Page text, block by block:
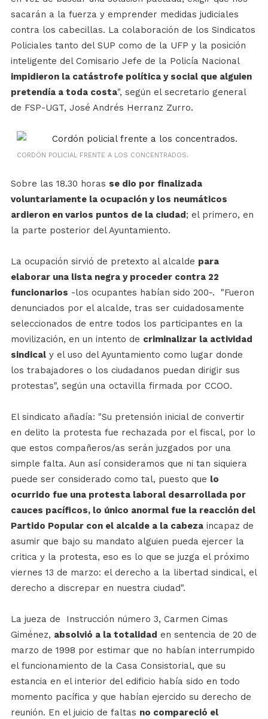
sacarán a la fuerza y emprender medidas judiciales
contra los cabecillas. La colaboración de los Sindicatos
Policiales tanto del SUP como de la UFP y la posición
inteligente del Comisario Jefe de la Policía Nacional
impidieron la catástrofe política y social que alguien
pretendía a toda costa", según el secretario general
de FSP-UGT, José Andrés Herranz Zurro.
CORDÓN POLICIAL FRENTE A LOS CONCENTRADOS.
Sobre las 18.30 horas se dio por finalizada
voluntariamente la ocupación y los neumáticos
ardieron en varios puntos de la ciudad; el primero, en
la parte posterior del Ayuntamiento.
La ocupación sirvió de pretexto al alcalde para
elaborar una lista negra y proceder contra 22
funcionarios -los ocupantes habían sido 200-. "Fueron
denunciados por el alcalde, tras ser cuidadosamente
seleccionados de entre todos los participantes en la
movilización, en un intento de criminalizar la actividad
sindicaly el uso del Ayuntamiento como lugar donde
los trabajadores o los ciudadanos puedan dirigir sus
protestas", según una octavilla firmada por CCOO.
El sindicato añadía: "Su pretensión inicial de convertir
en delito la protesta fue rechazada por el fiscal, por lo
que estos compañeros/as serán juzgados por una
simple falta. Aun así consideramos que ni tan siquiera
puede ser considerado como tal, puesto que lo
ocurrido fue una protesta laboral desarrollada por
cauces pacíficos, lo único anormal fue la reacción del
Partido Popular con el alcalde a la cabezaincapaz de
asumir que bajo su mandato alguien pueda ejercer la
critica y la protesta, eso es lo que se juzga el próximo
viernes 13 de marzo: el derecho a la libertad sindical, el
derecho a discrepar en nuestra ciudad".
La jueza de Instrucción número 3, Carmen Cimas
Giménez, absolvió a la totalidad en sentencia de 20 de
marzo de 1998 por estimar que no habían interrumpido
el funcionamiento de la Casa Consistorial, que su
estancia en el interior del edificio había sido en todo
momento pacífica y que habían ejercido su derecho de
reunión. En el juicio de faltas no compareció el